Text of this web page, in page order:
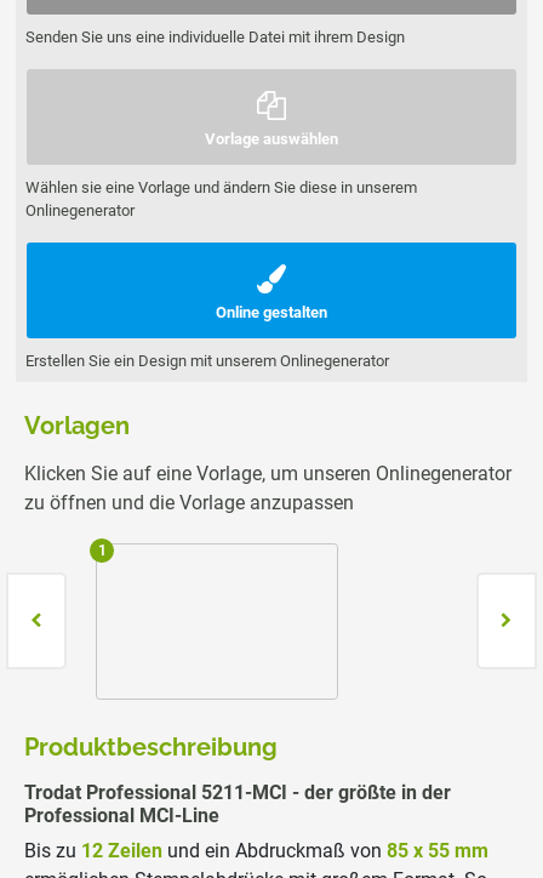
Senden Sie uns eine individuelle Datei mit ihrem Design
Vorlage auswählen
Wählen sie eine Vorlage und ändern Sie diese in unserem
Onlinegenerator
Online gestalten
Erstellen Sie ein Design mit unserem Onlinegenerator
Vorlagen
Klicken Sie auf eine Vorlage, um unseren Onlinegenerator
zu öffnen und die Vorlage anzupassen
1
Produktbeschreibung
Trodat Professional 5211-MCI - der größte in der
Professional MCI-Line
Bis zu 12 Zeilen und ein Abdruckmaß von 85 x 55 mm